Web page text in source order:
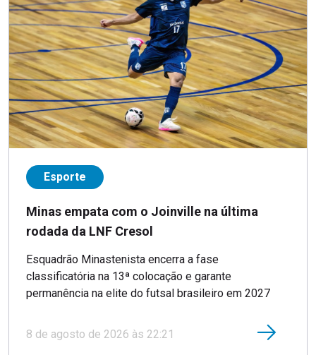
Esporte
Minas empata com o Joinville na última
rodada da LNF Cresol
Esquadrão Minastenista encerra a fase
classificatória na 13ª colocação e garante
permanência na elite do futsal brasileiro em 2027
8 de agosto de 2026 às 22:21